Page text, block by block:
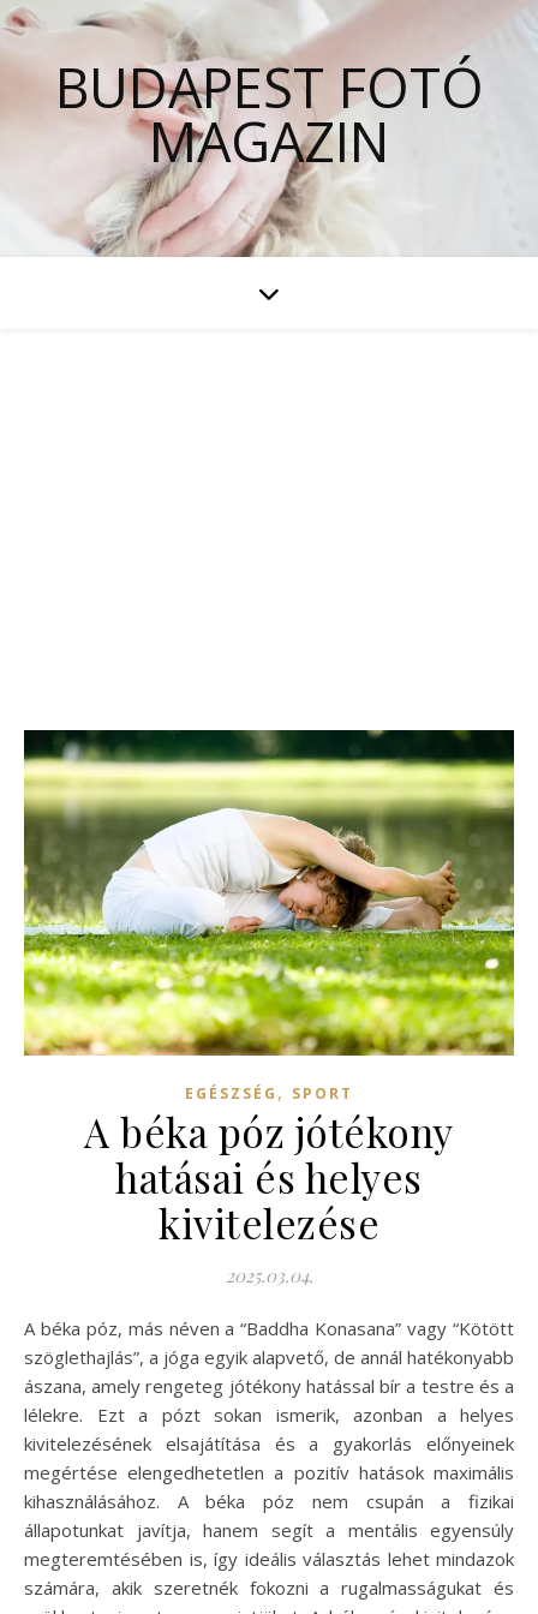
BUDAPEST FOTÓ
MAGAZIN
EGÉSZSÉG , SPORT
A béka póz jótékony
hatásai és helyes
kivitelezése
2025.03.04.
A béka póz, más néven a “Baddha Konasana” vagy “Kötött
szöglethajlás”, a jóga egyik alapvető, de annál hatékonyabb
ászana, amely rengeteg jótékony hatással bír a testre és a
lélekre. Ezt a pózt sokan ismerik, azonban a helyes
kivitelezésének elsajátítása és a gyakorlás előnyeinek
megértése elengedhetetlen a pozitív hatások maximális
kihasználásához. A béka póz nem csupán a fizikai
állapotunkat javítja, hanem segít a mentális egyensúly
megteremtésében is, így ideális választás lehet mindazok
számára, akik szeretnék fokozni a rugalmasságukat és